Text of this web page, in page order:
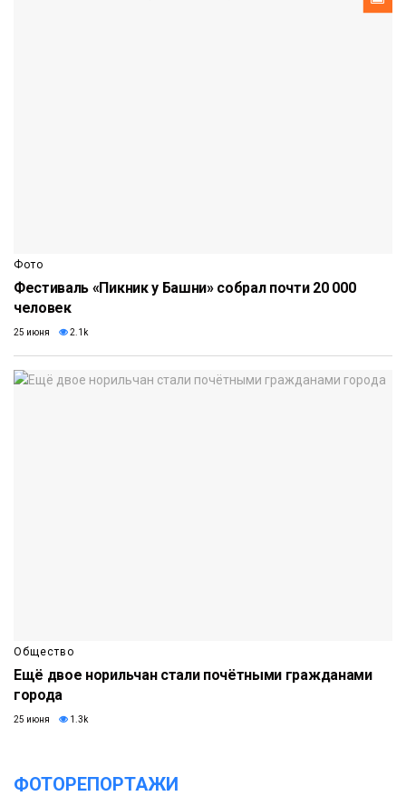
Фото
Фестиваль «Пикник у Башни» собрал почти 20 000
человек
25 июня 2.1k
Общество
Ещё двое норильчан стали почётными гражданами
города
25 июня 1.3k
ФОТОРЕПОРТАЖИ